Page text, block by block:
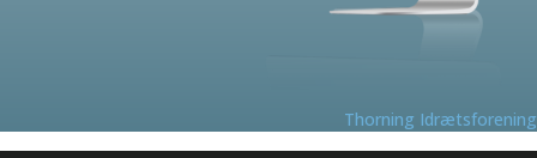
Thorning Idrætsforening